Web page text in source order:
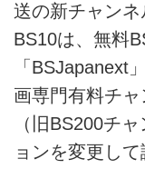
送の新チャンネ
BS10は、無料
「BSJapanext
画専門有料チャ
（旧BS200チ
ョンを変更し